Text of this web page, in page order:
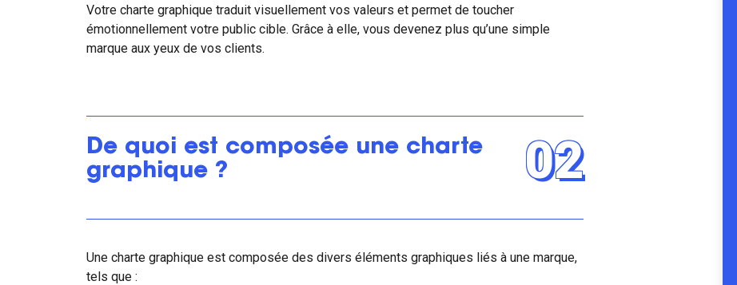
Votre charte graphique traduit visuellement vos valeurs et permet de toucher
émotionnellement votre public cible. Grâce à elle, vous devenez plus qu’une simple
marque aux yeux de vos clients.
De quoi est composée une charte
graphique ?
02
Une charte graphique est composée des divers éléments graphiques liés à une marque,
tels que :